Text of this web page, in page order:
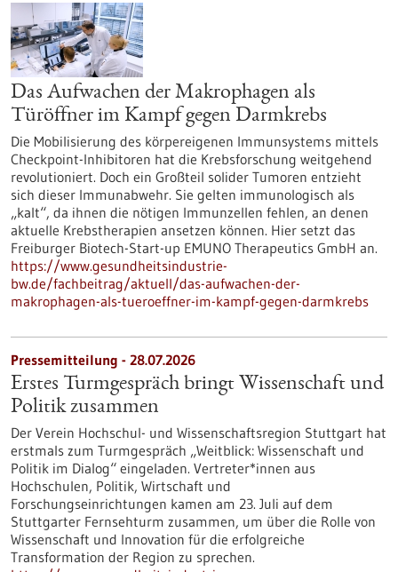
Das Aufwachen der Makrophagen als
Türöffner im Kampf gegen Darmkrebs
Die Mobilisierung des körpereigenen Immunsystems mittels
Checkpoint-Inhibitoren hat die Krebsforschung weitgehend
revolutioniert. Doch ein Großteil solider Tumoren entzieht
sich dieser Immunabwehr. Sie gelten immunologisch als
„kalt“, da ihnen die nötigen Immunzellen fehlen, an denen
aktuelle Krebstherapien ansetzen können. Hier setzt das
Freiburger Biotech-Start-up EMUNO Therapeutics GmbH an.
https://www.gesundheitsindustrie-
bw.de/fachbeitrag/aktuell/das-aufwachen-der-
makrophagen-als-tueroeffner-im-kampf-gegen-darmkrebs
Pressemitteilung - 28.07.2026
Erstes Turmgespräch bringt Wissenschaft und
Politik zusammen
Der Verein Hochschul- und Wissenschaftsregion Stuttgart hat
erstmals zum Turmgespräch „Weitblick: Wissenschaft und
Politik im Dialog“ eingeladen. Vertreter*innen aus
Hochschulen, Politik, Wirtschaft und
Forschungseinrichtungen kamen am 23. Juli auf dem
Stuttgarter Fernsehturm zusammen, um über die Rolle von
Wissenschaft und Innovation für die erfolgreiche
Transformation der Region zu sprechen.